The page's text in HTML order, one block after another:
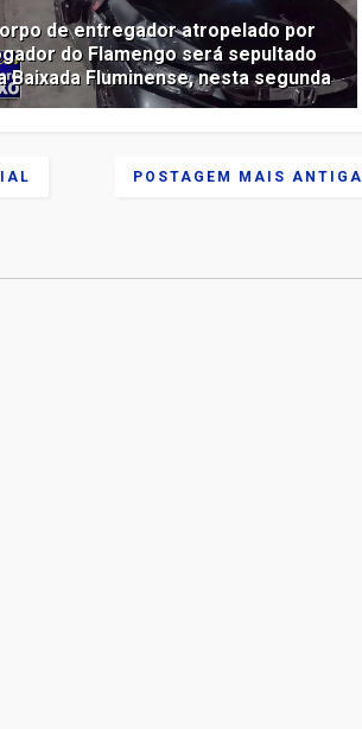
de entregador atropelado por
do Flamengo será sepultado
Baixada Fluminense, nesta segunda
POSTAGEM MAIS ANTIGA